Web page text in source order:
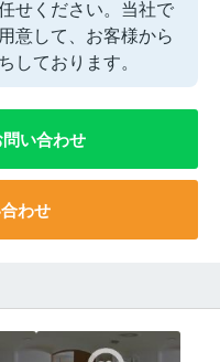
せください。当社で
意して、お客様から
しております。
い合わせ
わせ